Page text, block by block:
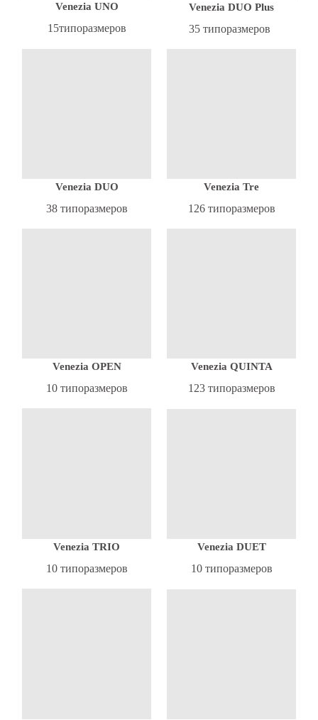
Venezia UNO
15типоразмеров
Venezia DUO Plus
35 типоразмеров
Venezia DUO
38 типоразмеров
Venezia Tre
126 типоразмеров
Venezia OPEN
10 типоразмеров
Venezia QUINTA
123 типоразмеров
Venezia TRIO
10 типоразмеров
Venezia DUET
10 типоразмеров